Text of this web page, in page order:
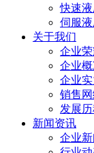
快速
伺服
关于我们
企业
企业
企业实
销售
发展
新闻资讯
企业新